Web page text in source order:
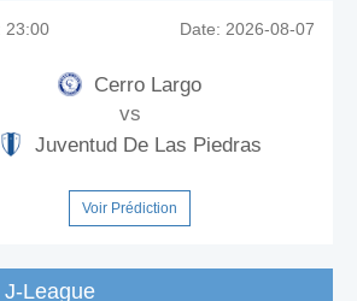
23:00 Date: 2026-08-07
Cerro Largo
vs
Juventud De Las Piedras
Voir Prédiction
League